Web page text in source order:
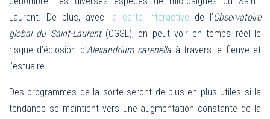
Laurent. De plus, avec
la carte interactive de l’Observatoire
global du Saint-Laurent(OGSL), on peut voir en temps réel le
risque d’éclosion d’Alexandrium catenella à travers le fleuve et
l’estuaire.
Des programmes de la sorte seront de plus en plus utiles si la
tendance se maintient vers une augmentation constante de la